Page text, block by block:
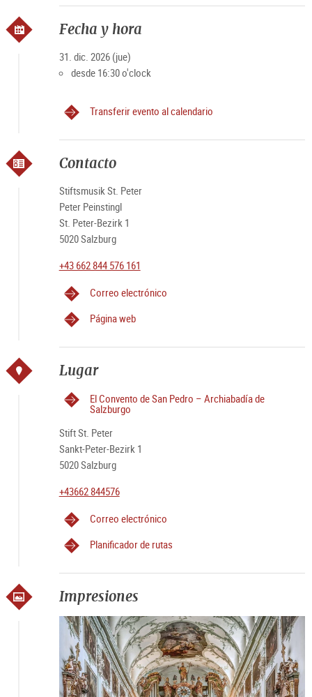
¡Se reservan cambios en el programa y la repartición!
Fecha y hora
31. dic. 2026 (jue)
desde 16:30 o'clock
Transferir evento al calendario
Contacto
Stiftsmusik St. Peter
Peter Peinstingl
St. Peter-Bezirk 1
5020 Salzburg
+43 662 844 576 161
Correo electrónico
Página web
Lugar
El Convento de San Pedro – Archiabadía de
Salzburgo
Stift St. Peter
Sankt-Peter-Bezirk 1
5020 Salzburg
+43662 844576
Correo electrónico
Planificador de rutas
Impresiones